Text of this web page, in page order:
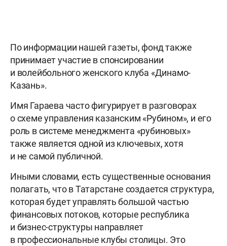
По информации нашей газеты, фонд также
принимает участие в спонсировании
и волейбольного женского клуба «Динамо-
Казань».
Имя Гараева часто фигурирует в разговорах
о схеме управления казанским «Рубином», и его
роль в системе менеджмента «рубиновых»
также является одной из ключевых, хотя
и не самой публичной.
Иными словами, есть существенные основания
полагать, что в Татарстане создается структура,
которая будет управлять большой частью
финансовых потоков, которые республика
и бизнес-структуры направляет
в профессиональные клубы столицы. Это